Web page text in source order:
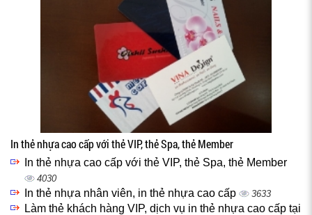
In thẻ nhựa cao cấp với thẻ VIP, thẻ Spa, thẻ Member
In thẻ nhựa cao cấp với thẻ VIP, thẻ Spa, thẻ Member
4030
In thẻ nhựa nhân viên, in thẻ nhựa cao cấp 3633
Làm thẻ khách hàng VIP, dịch vụ in thẻ nhựa cao cấp tại